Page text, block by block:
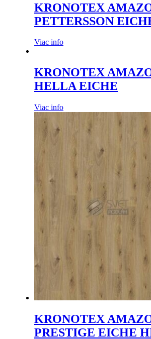
KRONOTEX
PETTERSSON
Viac info
KRONOTEX
HELLA EICHE
Viac info
KRONOTEX
PRESTIGE EICHE